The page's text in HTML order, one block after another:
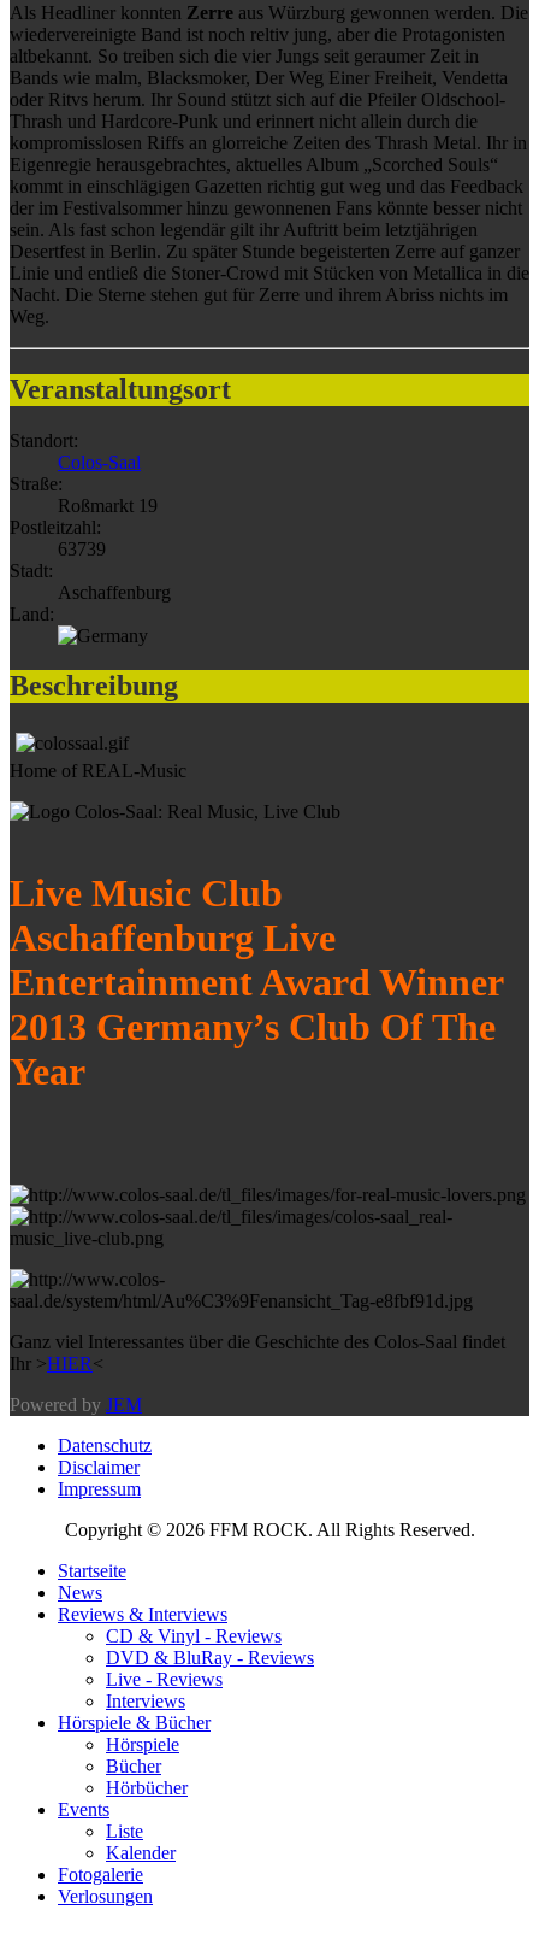
Als Headliner konnten Zerre aus Würzburg gewonnen werden. Die
wiedervereinigte Band ist noch reltiv jung, aber die Protagonisten
altbekannt. So treiben sich die vier Jungs seit geraumer Zeit in
Bands wie malm, Blacksmoker, Der Weg Einer Freiheit, Vendetta
oder Ritvs herum. Ihr Sound stützt sich auf die Pfeiler Oldschool-
Thrash und Hardcore-Punk und erinnert nicht allein durch die
kompromisslosen Riffs an glorreiche Zeiten des Thrash Metal. Ihr in
Eigenregie herausgebrachtes, aktuelles Album „Scorched Souls“
kommt in einschlägigen Gazetten richtig gut weg und das Feedback
der im Festivalsommer hinzu gewonnenen Fans könnte besser nicht
sein. Als fast schon legendär gilt ihr Auftritt beim letztjährigen
Desertfest in Berlin. Zu später Stunde begeisterten Zerre auf ganzer
Linie und entließ die Stoner-Crowd mit Stücken von Metallica in die
Nacht. Die Sterne stehen gut für Zerre und ihrem Abriss nichts im
Weg.
Veranstaltungsort
Standort:
Colos-Saal
Straße:
Roßmarkt 19
Postleitzahl:
63739
Stadt:
Aschaffenburg
Land:
Beschreibung
Home of REAL-Music
Live Music Club
Aschaffenburg Live
Entertainment Award Winner
2013 Germany’s Club Of The
Year
Ganz viel Interessantes über die Geschichte des Colos-Saal findet
Ihr >HIER<
Powered by JEM
Datenschutz
Disclaimer
Impressum
Copyright © 2026 FFM ROCK. All Rights Reserved.
Startseite
News
Reviews & Interviews
CD & Vinyl - Reviews
DVD & BluRay - Reviews
Live - Reviews
Interviews
Hörspiele & Bücher
Hörspiele
Bücher
Hörbücher
Events
Liste
Kalender
Fotogalerie
Verlosungen